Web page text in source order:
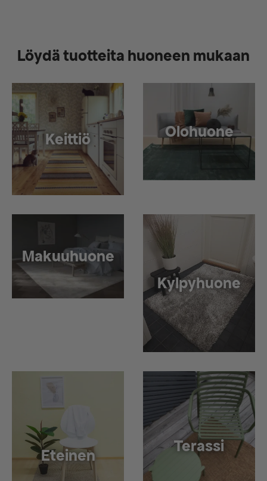
Löydä tuotteita huoneen mukaan
Keittiö Olohuone
Makuuhuone
Kylpyhuone
Eteinen Terassi